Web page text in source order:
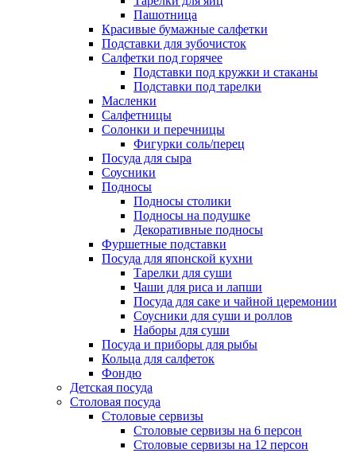
Пашотница
Красивые бумажные салфетки
Подставки для зубочисток
Салфетки под горячее
Подставки под кружки и стаканы
Подставки под тарелки
Масленки
Салфетницы
Солонки и перечницы
Фигурки соль/перец
Посуда для сыра
Соусники
Подносы
Подносы столики
Подносы на подушке
Декоративные подносы
Фуршетные подставки
Посуда для японской кухни
Тарелки для суши
Чаши для риса и лапши
Посуда для саке и чайной церемонии
Соусники для суши и роллов
Наборы для суши
Посуда и приборы для рыбы
Кольца для салфеток
Фондю
Детская посуда
Столовая посуда
Столовые сервизы
Столовые сервизы на 6 персон
Столовые сервизы на 12 персон